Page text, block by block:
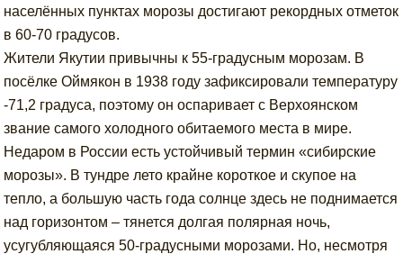
населённых пунктах морозы достигают рекордных отметок
в 60-70 градусов.
Жители Якутии привычны к 55-градусным морозам. В
посёлке Оймякон в 1938 году зафиксировали температуру
-71,2 градуса, поэтому он оспаривает с Верхоянском
звание самого холодного обитаемого места в мире.
Недаром в России есть устойчивый термин «сибирские
морозы». В тундре лето крайне короткое и скупое на
тепло, а большую часть года солнце здесь не поднимается
над горизонтом – тянется долгая полярная ночь,
усугубляющаяся 50-градусными морозами. Но, несмотря